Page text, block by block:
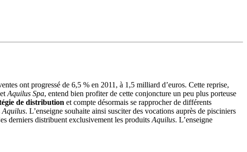
ont progressé de 6,5 % en 2011, à 1,5 milliard d’euros. Cette reprise,
et Aquilus Spa, entend bien profiter de cette conjoncture un peu plus porteuse
de distribution et compte désormais se rapprocher de différents
Aquilus. L’enseigne souhaite ainsi susciter des vocations auprès de pisciniers
derniers distribuent exclusivement les produits Aquilus. L’enseigne